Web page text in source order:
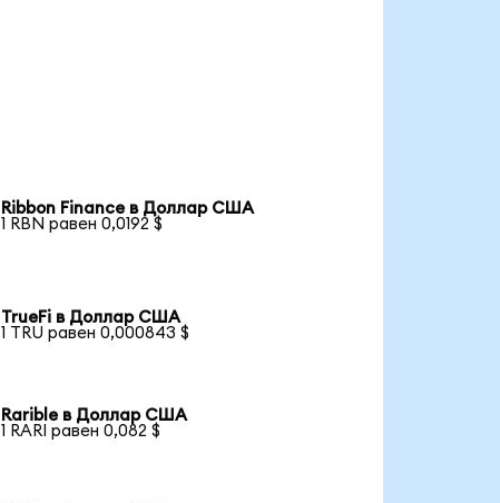
Ribbon Finance в Доллар США
1 RBN равен 0,0192 $
TrueFi в Доллар США
1 TRU равен 0,000843 $
Rarible в Доллар США
1 RARI равен 0,082 $